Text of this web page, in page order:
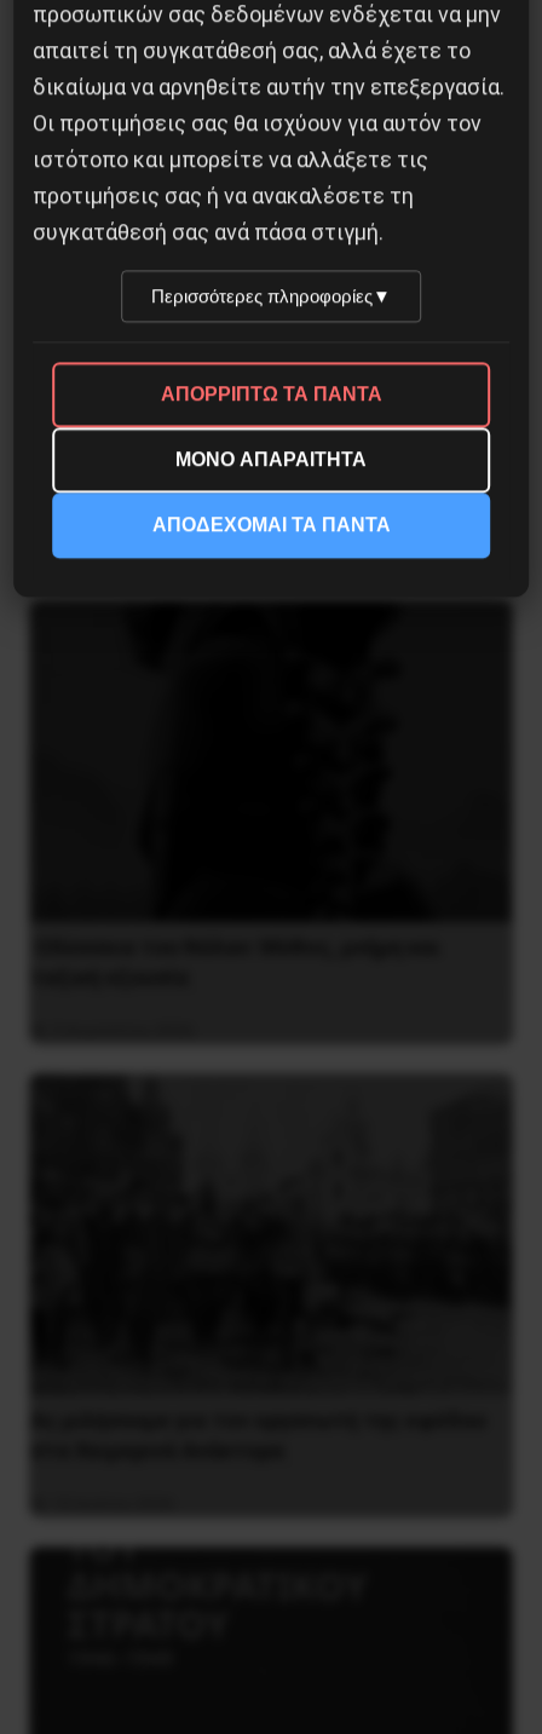
Η Μπουρκίνα Φάσο του Τραορέ αντι-
ιμπεριαλιστική σχισμή της ιστορίας
26 Μαΐου 2025
Η Φινλανδία στο ρυθμό του πολέμου
3 Αυγούστου 2026
προσωπικών σας δεδομένων ενδέχεται να μην
απαιτεί τη συγκατάθεσή σας, αλλά έχετε το
δικαίωμα να αρνηθείτε αυτήν την επεξεργασία.
Οι προτιμήσεις σας θα ισχύουν για αυτόν τον
ιστότοπο και μπορείτε να αλλάξετε τις
προτιμήσεις σας ή να ανακαλέσετε τη
συγκατάθεσή σας ανά πάσα στιγμή.
Περισσότερες πληροφορίες▼
ΑΠΟΡΡΙΠΤΩ ΤΑ ΠΑΝΤΑ
ΜΟΝΟ ΑΠΑΡΑΙΤΗΤΑ
ΑΠΟΔΕΧΟΜΑΙ ΤΑ ΠΑΝΤΑ